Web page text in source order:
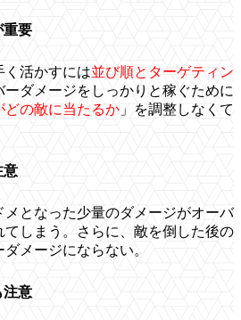
重要
く活かすには並び順とターゲティン
ーダメージをしっかりと稼ぐために
どの敵に当たるか 」を調整しなくて
意
となった少量のダメージがオーバ
しまう。さらに、敵を倒した後の
メージにならない。
注意